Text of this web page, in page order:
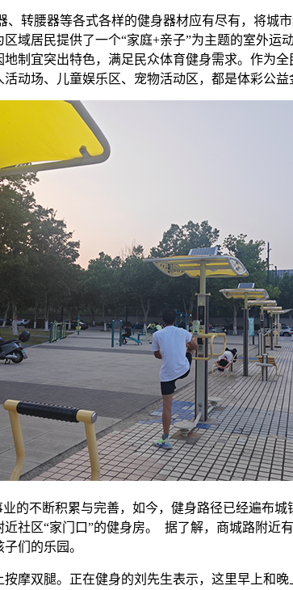
转腰器等各式各样的健身器材应有尽有，将城
域居民提供了一个“家庭+亲子”为主题的室外
制宜突出特色，满足民众体育健身需求。作为
动场、儿童娱乐区、宠物活动区，都是体彩公益
的不断积累与完善，如今，健身路径已经遍布
社区“家门口”的健身房。 据了解，商城路附
们的乐园。
摩双腿。正在健身的刘先生表示，这里早上和